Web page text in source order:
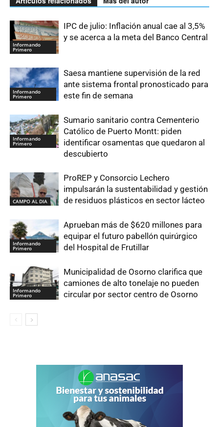
Informando
Primero
IPC de julio: Inflación anual cae al 3,5%
y se acerca a la meta del Banco Central
Informando
Primero
Saesa mantiene supervisión de la red
ante sistema frontal pronosticado para
este fin de semana
Informando
Primero
Sumario sanitario contra Cementerio
Católico de Puerto Montt: piden
identificar osamentas que quedaron al
descubierto
CAMPO AL DIA
ProREP y Consorcio Lechero
impulsarán la sustentabilidad y gestión
de residuos plásticos en sector lácteo
Informando
Primero
Aprueban más de $620 millones para
equipar el futuro pabellón quirúrgico
del Hospital de Frutillar
Informando
Primero
Municipalidad de Osorno clarifica que
camiones de alto tonelaje no pueden
circular por sector centro de Osorno